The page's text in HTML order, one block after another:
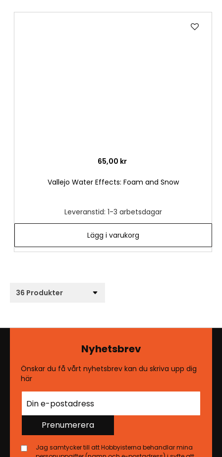
65,00 kr
Vallejo Water Effects: Foam and Snow
Leveranstid: 1-3 arbetsdagar
Lägg i varukorg
Nyhetsbrev
Önskar du få vårt nyhetsbrev kan du skriva upp dig
här
Prenumerera
Jag samtycker till att Hobbyisterna behandlar mina